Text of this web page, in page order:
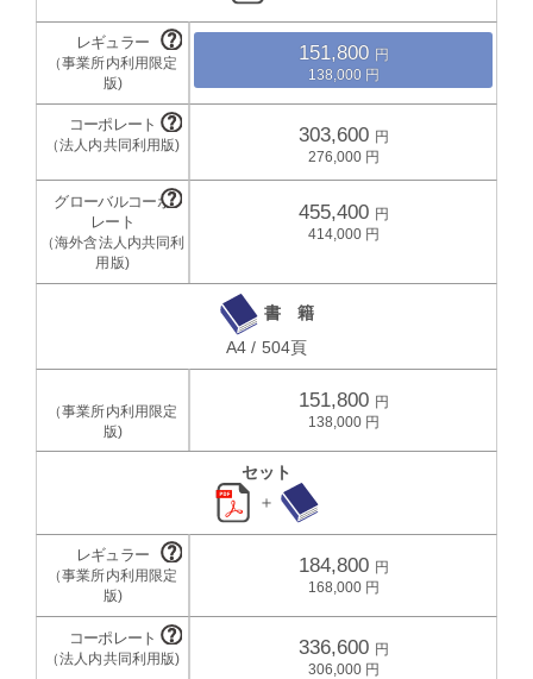
151,800
138,000
303,600
276,000
455,400
414,000
書 籍
A4 / 504頁
151,800
138,000
セット
＋
184,800
168,000
336,600
306,000